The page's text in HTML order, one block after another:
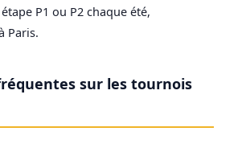
P1 ou P2 chaque été,
Paris.
sur les tournois